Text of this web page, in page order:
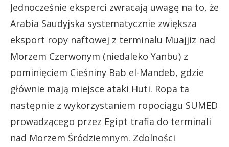
Jednocześnie eksperci zwracają uwagę na to, że
Arabia Saudyjska systematycznie zwiększa
eksport ropy naftowej z terminalu Muajjiz nad
Morzem Czerwonym (niedaleko Yanbu) z
pominięciem Cieśniny Bab el-Mandeb, gdzie
głównie mają miejsce ataki Huti. Ropa ta
następnie z wykorzystaniem ropociągu SUMED
prowadzącego przez Egipt trafia do terminali
nad Morzem Śródziemnym. Zdolności